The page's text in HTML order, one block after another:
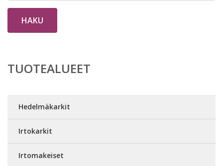
HAKU
TUOTEALUEET
Hedelmäkarkit
Irtokarkit
Irtomakeiset